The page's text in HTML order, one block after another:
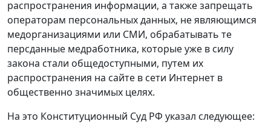
распространения информации, а также запрещать
операторам персональных данных, не являющимся
медорганизациями или СМИ, обрабатывать те
персданные медработника, которыеуже в силу
закона стали общедоступными, путем их
распространения на сайте в сети Интернет в
общественно значимых целях.
На это Конституционный Суд РФ указал следующее: